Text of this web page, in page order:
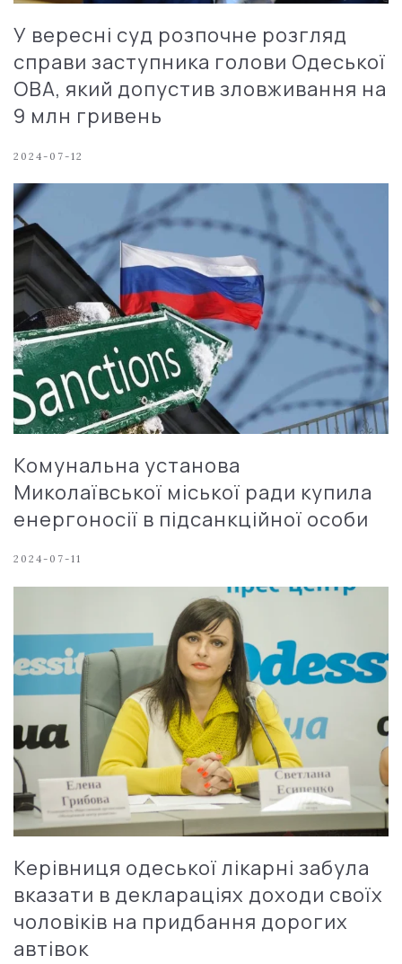
У вересні суд розпочне розгляд
справи заступника голови Одеської
ОВА, який допустив зловживання на
9 млн гривень
2024-07-12
Комунальна установа
Миколаївської міської ради купила
енергоносії в підсанкційної особи
2024-07-11
Керівниця одеської лікарні забула
вказати в деклараціях доходи своїх
чоловіків на придбання дорогих
автівок